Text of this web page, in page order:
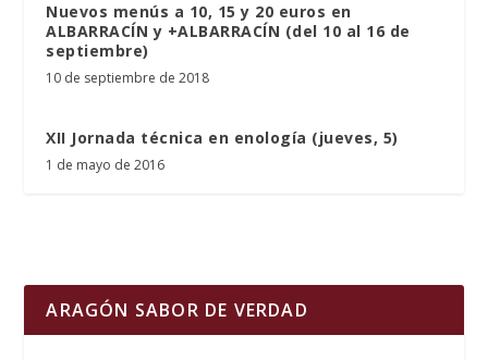
Nuevos menús a 10, 15 y 20 euros en
ALBARRACÍN y +ALBARRACÍN (del 10 al 16 de
septiembre)
10 de septiembre de 2018
XII Jornada técnica en enología (jueves, 5)
1 de mayo de 2016
ARAGÓN SABOR DE VERDAD